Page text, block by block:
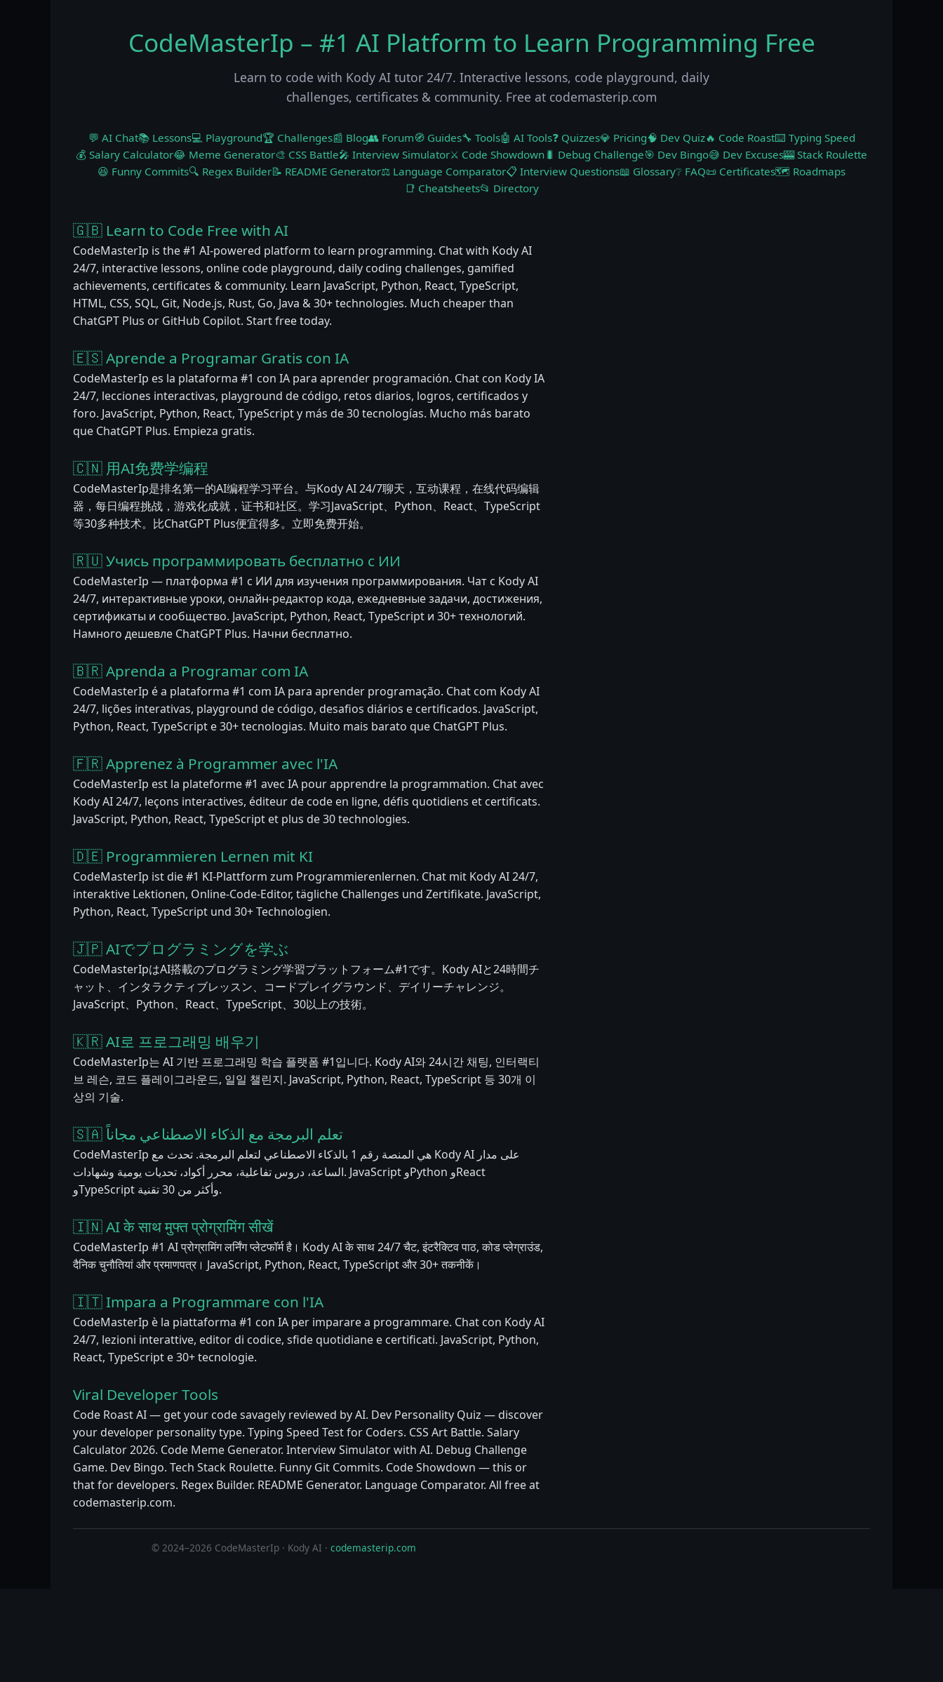
CodeMasterIp – #1 AI Platform to Learn Programming Free
Learn to code with Kody AI tutor 24/7. Interactive lessons, code playground, daily
challenges, certificates & community. Free at codemasterip.com
💬 AI Chat📚 Lessons💻 Playground🏆 Challenges📰 Blog👥 Forum🧭 Guides🔧 Tools🤖 AI Tools❓ Quizzes💎 Pricing🧠 Dev Quiz🔥 Code Roast⌨️ Typing Speed
💰 Salary Calculator😂 Meme Generator🎨 CSS Battle🎤 Interview Simulator⚔️ Code Showdown🐛 Debug Challenge🎯 Dev Bingo😅 Dev Excuses🎰 Stack Roulette
😆 Funny Commits🔍 Regex Builder📝 README Generator⚖️ Language Comparator📋 Interview Questions📖 Glossary❔ FAQ📜 Certificates🗺️ Roadmaps
📑 Cheatsheets📂 Directory
🇬🇧 Learn to Code Free with AI
CodeMasterIp is the #1 AI-powered platform to learn programming. Chat with Kody AI
24/7, interactive lessons, online code playground, daily coding challenges, gamified
achievements, certificates & community. Learn JavaScript, Python, React, TypeScript,
HTML, CSS, SQL, Git, Node.js, Rust, Go, Java & 30+ technologies. Much cheaper than
ChatGPT Plus or GitHub Copilot. Start free today.
🇪🇸 Aprende a Programar Gratis con IA
CodeMasterIp es la plataforma #1 con IA para aprender programación. Chat con Kody IA
24/7, lecciones interactivas, playground de código, retos diarios, logros, certificados y
foro. JavaScript, Python, React, TypeScript y más de 30 tecnologías. Mucho más barato
que ChatGPT Plus. Empieza gratis.
🇨🇳 用AI免费学编程
CodeMasterIp是排名第一的AI编程学习平台。与Kody AI 24/7聊天，互动课程，在线代码编辑
器，每日编程挑战，游戏化成就，证书和社区。学习JavaScript、Python、React、TypeScript
等30多种技术。比ChatGPT Plus便宜得多。立即免费开始。
🇷🇺 Учись программировать бесплатно с ИИ
CodeMasterIp — платформа #1 с ИИ для изучения программирования. Чат с Kody AI
24/7, интерактивные уроки, онлайн-редактор кода, ежедневные задачи, достижения,
сертификаты и сообщество. JavaScript, Python, React, TypeScript и 30+ технологий.
Намного дешевле ChatGPT Plus. Начни бесплатно.
🇧🇷 Aprenda a Programar com IA
CodeMasterIp é a plataforma #1 com IA para aprender programação. Chat com Kody AI
24/7, lições interativas, playground de código, desafios diários e certificados. JavaScript,
Python, React, TypeScript e 30+ tecnologias. Muito mais barato que ChatGPT Plus.
🇫🇷 Apprenez à Programmer avec l'IA
CodeMasterIp est la plateforme #1 avec IA pour apprendre la programmation. Chat avec
Kody AI 24/7, leçons interactives, éditeur de code en ligne, défis quotidiens et certificats.
JavaScript, Python, React, TypeScript et plus de 30 technologies.
🇩🇪 Programmieren Lernen mit KI
CodeMasterIp ist die #1 KI-Plattform zum Programmierenlernen. Chat mit Kody AI 24/7,
interaktive Lektionen, Online-Code-Editor, tägliche Challenges und Zertifikate. JavaScript,
Python, React, TypeScript und 30+ Technologien.
🇯🇵 AIでプログラミングを学ぶ
CodeMasterIpはAI搭載のプログラミング学習プラットフォーム#1です。Kody AIと24時間チ
ャット、インタラクティブレッスン、コードプレイグラウンド、デイリーチャレンジ。
JavaScript、Python、React、TypeScript、30以上の技術。
🇰🇷 AI로 프로그래밍 배우기
CodeMasterIp는 AI 기반 프로그래밍 학습 플랫폼 #1입니다. Kody AI와 24시간 채팅, 인터랙티
브 레슨, 코드 플레이그라운드, 일일 챌린지. JavaScript, Python, React, TypeScript 등 30개 이
상의 기술.
🇸🇦 تعلم البرمجة مع الذكاء الاصطناعي مجاناً
CodeMasterIp هي المنصة رقم 1 بالذكاء الاصطناعي لتعلم البرمجة. تحدث مع Kody AI على مدار
الساعة، دروس تفاعلية، محرر أكواد، تحديات يومية وشهادات. JavaScript وPython وReact
وTypeScript وأكثر من 30 تقنية.
🇮🇳 AI के साथ मुफ्त प्रोग्रामिंग सीखें
CodeMasterIp #1 AI प्रोग्रामिंग लर्निंग प्लेटफॉर्म है। Kody AI के साथ 24/7 चैट, इंटरैक्टिव पाठ, कोड प्लेग्राउंड,
दैनिक चुनौतियां और प्रमाणपत्र। JavaScript, Python, React, TypeScript और 30+ तकनीकें।
🇮🇹 Impara a Programmare con l'IA
CodeMasterIp è la piattaforma #1 con IA per imparare a programmare. Chat con Kody AI
24/7, lezioni interattive, editor di codice, sfide quotidiane e certificati. JavaScript, Python,
React, TypeScript e 30+ tecnologie.
Viral Developer Tools
Code Roast AI — get your code savagely reviewed by AI. Dev Personality Quiz — discover
your developer personality type. Typing Speed Test for Coders. CSS Art Battle. Salary
Calculator 2026. Code Meme Generator. Interview Simulator with AI. Debug Challenge
Game. Dev Bingo. Tech Stack Roulette. Funny Git Commits. Code Showdown — this or
that for developers. Regex Builder. README Generator. Language Comparator. All free at
codemasterip.com.
© 2024–2026 CodeMasterIp · Kody AI · codemasterip.com